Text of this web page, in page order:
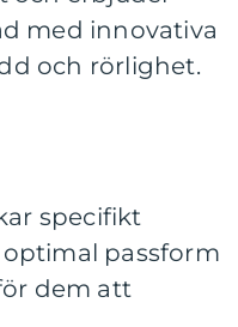
med innovativa
och rörlighet.
specifikt
passform
dem att